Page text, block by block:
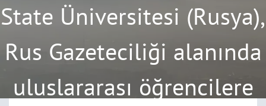
State Üniversitesi (Rusya),
Rus Gazeteciliği alanında
uluslararası öğrencilere